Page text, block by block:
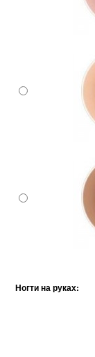
Ногти на руках: